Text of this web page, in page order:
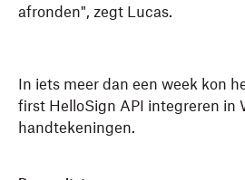
afronden", zegt Lucas.
In iets meer dan een week kon
first HelloSign API integreren in
handtekeningen.